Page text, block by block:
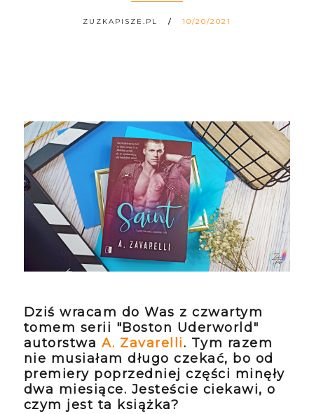
ZUZKAPISZE.PL 10/20/2021
Dziś wracam do Was z czwartym
tomem serii "Boston Uderworld"
autorstwa A. Zavarelli. Tym razem
nie musiałam długo czekać, bo od
premiery poprzedniej części minęły
dwa miesiące. Jesteście ciekawi, o
czym jest ta książka?